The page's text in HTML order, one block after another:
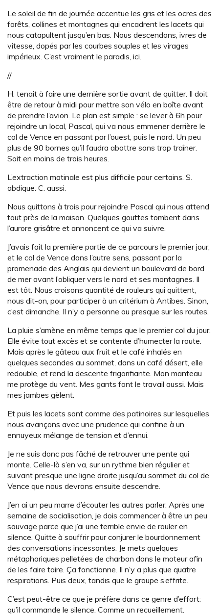
Le soleil de fin de journée accentue les gris et les ocres des
forêts, collines et montagnes qui encadrent les lacets qui
nous catapultent jusqu’en bas. Nous descendons, ivres de
vitesse, dopés par les courbes souples et les virages
impérieux. C’est vraiment le paradis, ici.
//
H. tenait à faire une dernière sortie avant de quitter. Il doit
être de retour à midi pour mettre son vélo en boîte avant
de prendre l’avion. Le plan est simple : se lever à 6h pour
rejoindre un local, Pascal, qui va nous emmener derrière le
col de Vence en passant par l’ouest, puis le nord. Un peu
plus de 90 bornes qu’il faudra abattre sans trop traîner.
Soit en moins de trois heures.
L’extraction matinale est plus difficile pour certains. S.
abdique. C. aussi.
Nous quittons à trois pour rejoindre Pascal qui nous attend
tout près de la maison. Quelques gouttes tombent dans
l’aurore grisâtre et annoncent ce qui va suivre.
J’avais fait la première partie de ce parcours le premier jour,
et le col de Vence dans l’autre sens, passant par la
promenade des Anglais qui devient un boulevard de bord
de mer avant l’obliquer vers le nord et ses montagnes. Il
est tôt. Nous croisons quantité de rouleurs qui quittent,
nous dit-on, pour participer à un critérium à Antibes. Sinon,
c’est dimanche. Il n’y a personne ou presque sur les routes.
La pluie s’amène en même temps que le premier col du jour.
Elle évite tout excès et se contente d’humecter la route.
Mais après le gâteau aux fruit et le café inhalés en
quelques secondes au sommet, dans un café désert, elle
redouble, et rend la descente frigorifiante. Mon manteau
me protège du vent. Mes gants font le travail aussi. Mais
mes jambes gèlent.
Et puis les lacets sont comme des patinoires sur lesquelles
nous avançons avec une prudence qui confine à un
ennuyeux mélange de tension et d’ennui.
Je ne suis donc pas fâché de retrouver une pente qui
monte. Celle-là s’en va, sur un rythme bien régulier et
suivant presque une ligne droite jusqu’au sommet du col de
Vence que nous devrons ensuite descendre.
J’en ai un peu marre d’écouter les autres parler. Après une
semaine de socialisation, je dois commencer à être un peu
sauvage parce que j’ai une terrible envie de rouler en
silence. Quitte à souffrir pour conjurer le bourdonnement
des conversations incessantes. Je mets quelques
métaphoriques pelletées de charbon dans le moteur afin
de les faire taire. Ça fonctionne. Il n’y a plus que quatre
respirations. Puis deux, tandis que le groupe s’effrite.
C’est peut-être ce que je préfère dans ce genre d’effort:
qu’il commande le silence. Comme un recueillement.